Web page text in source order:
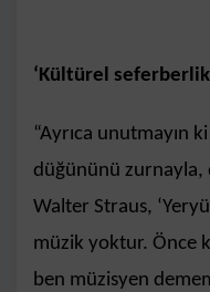
‘Kültürel seferberlik
“Ayrıca unutmayın
düğününü zurnayla,
Walter Straus,
müzik yoktur. Önce
ben müzisyen